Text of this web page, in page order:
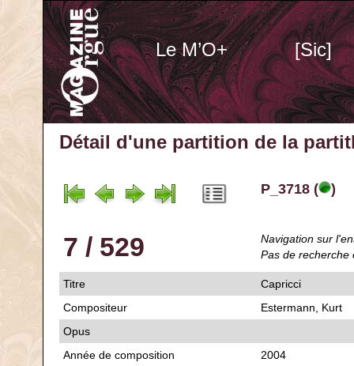
Le M’O+ [Sic]
Détail d'une partition de la
P_3718 ( )
7 / 529
Navigation sur
Pas de recherche
Titre
Capricci
Compositeur
Estermann, Kurt
Opus
Année de composition
2004